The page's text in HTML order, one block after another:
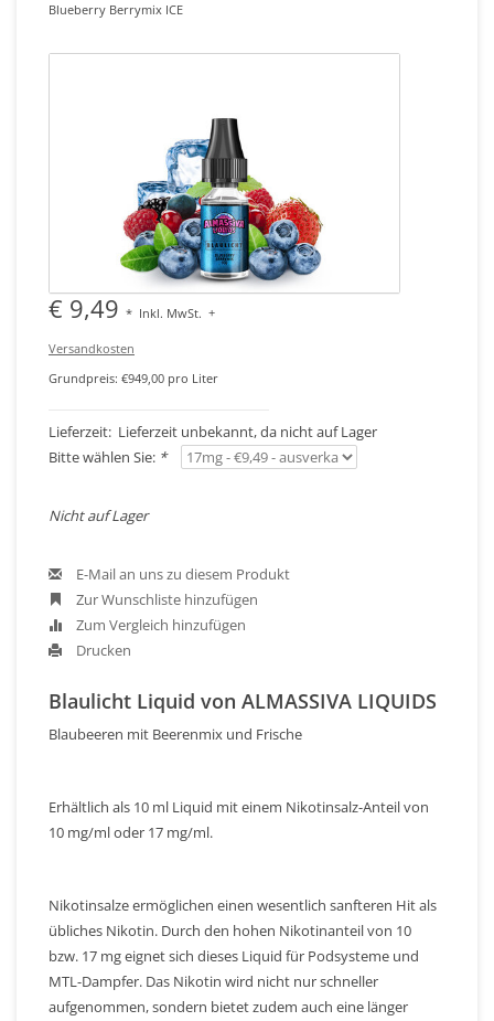
Blueberry Berrymix ICE
€ 9,49 * Inkl. MwSt. +
Versandkosten
Grundpreis: €949,00 pro Liter
Lieferzeit: Lieferzeit unbekannt, da nicht auf Lager
Bitte wählen Sie: *
Nicht auf Lager
E-Mail an uns zu diesem Produkt
Zur Wunschliste hinzufügen
Zum Vergleich hinzufügen
Drucken
Blaulicht Liquid von ALMASSIVA LIQUIDS
Blaubeeren mit Beerenmix und Frische
Erhältlich als 10 ml Liquid mit einem Nikotinsalz-Anteil von
10 mg/ml oder 17 mg/ml.
Nikotinsalze ermöglichen einen wesentlich sanfteren Hit als
übliches Nikotin. Durch den hohen Nikotinanteil von 10
bzw. 17 mg eignet sich dieses Liquid für Podsysteme und
MTL-Dampfer. Das Nikotin wird nicht nur schneller
aufgenommen, sondern bietet zudem auch eine länger